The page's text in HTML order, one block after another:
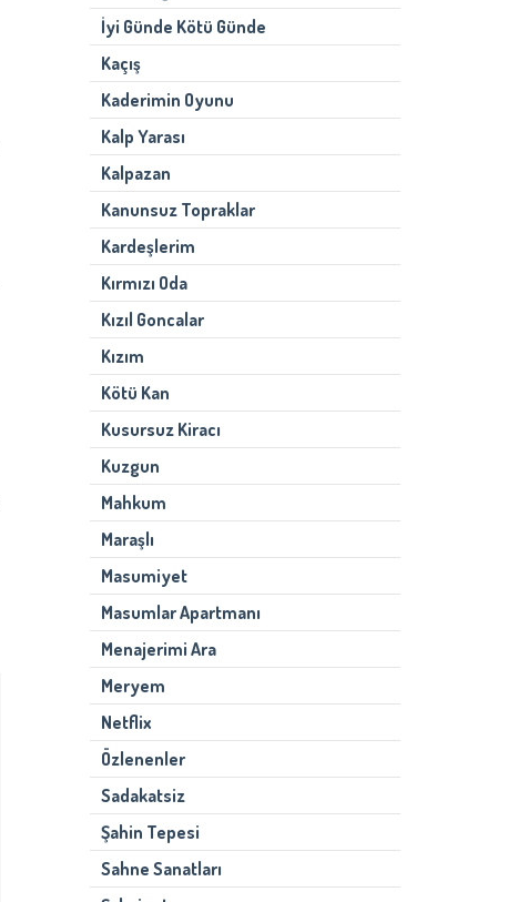
İyi Günde Kötü Günde
Kaçış
Kaderimin Oyunu
Kalp Yarası
Kalpazan
Kanunsuz Topraklar
Kardeşlerim
Kırmızı Oda
Kızıl Goncalar
Kızım
Kötü Kan
Kusursuz Kiracı
Kuzgun
Mahkum
Maraşlı
Masumiyet
Masumlar Apartmanı
Menajerimi Ara
Meryem
Netflix
Özlenenler
Sadakatsiz
Şahin Tepesi
Sahne Sanatları